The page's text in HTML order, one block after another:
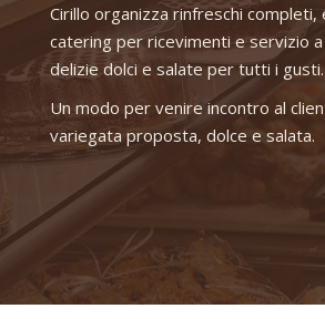
Cirillo organizza rinfreschi
catering per ricevimenti e servizio a
delizie dolci e salate per tutti i gusti.
Un modo per venire incontro al
variegata proposta, dolce e salata.